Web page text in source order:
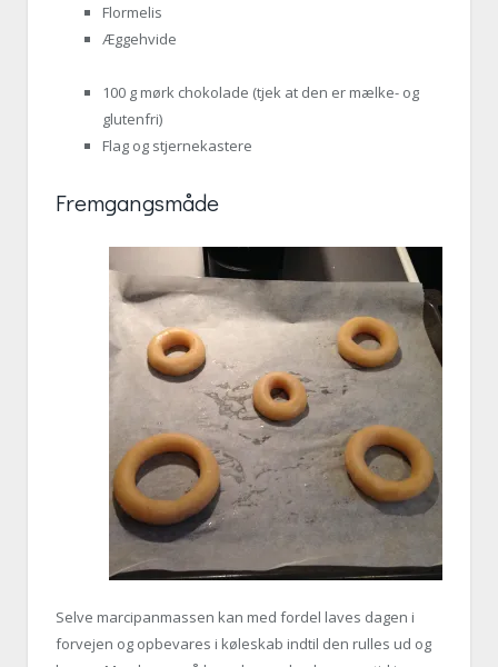
Flormelis
Æggehvide
100 g mørk chokolade (tjek at den er mælke- og
glutenfri)
Flag og stjernekastere
Fremgangsmåde
Selve marcipanmassen kan med fordel laves dagen i
forvejen og opbevares i køleskab indtil den rulles ud og